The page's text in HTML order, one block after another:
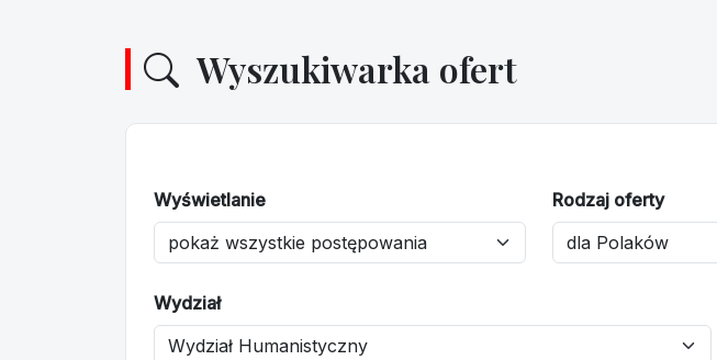
Wyszukiwarka ofert
Wyświetlanie Rodzaj oferty
Wydział